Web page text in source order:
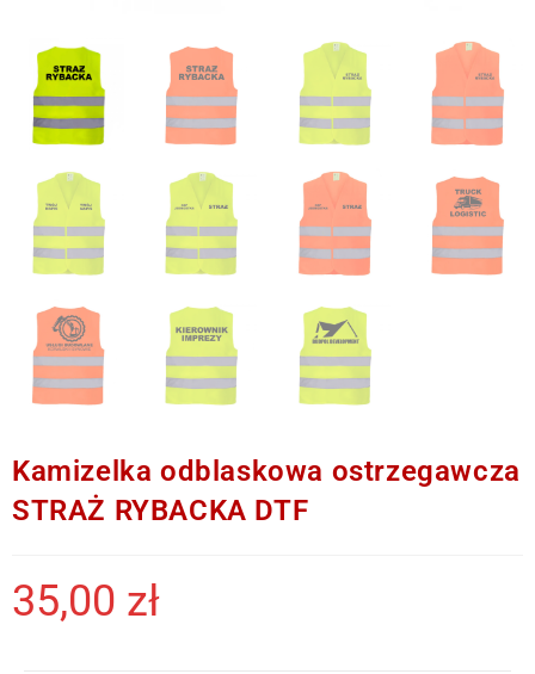
Kamizelka odblaskowa ostrzegawcza
STRAŻ RYBACKA DTF
35,00 zł